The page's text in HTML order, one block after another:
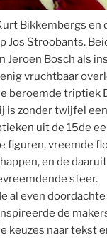
Bikkembergs en
Jos Stroobants.
Jeroen Bosch als
vruchtbaar
beroemde triptiek
is zonder twijfel
uit de 15de
figuren, vreemde
en de daaruit
sfeer.
al even
de
keuzes naar tekst